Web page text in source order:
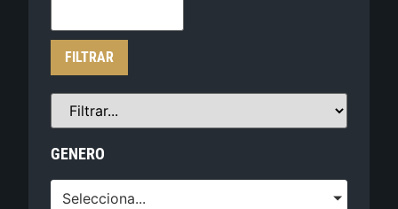
FILTRAR
GENERO
Selecciona...